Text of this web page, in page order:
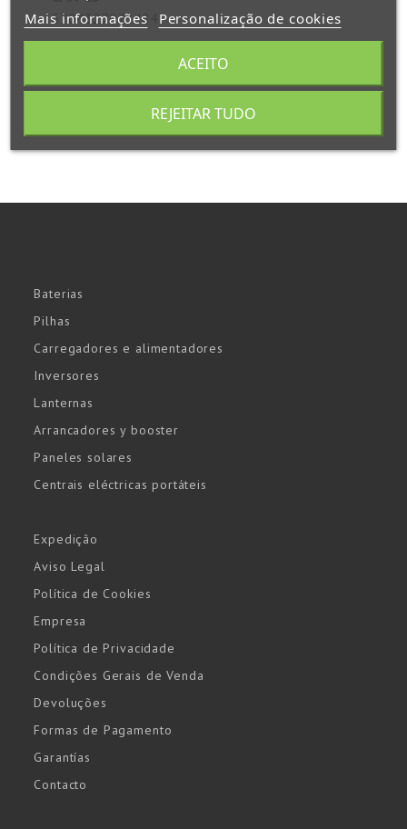
5704327925484
Baterias
Pilhas
Carregadores e alimentadores
Inversores
Lanternas
Arrancadores y booster
Paneles solares
Centrais eléctricas portáteis
Expedição
Aviso Legal
Política de Cookies
Empresa
Política de Privacidade
Condições Gerais de Venda
Devoluções
Formas de Pagamento
Garantías
Contacto
Mais informações Personalização de cookies
REJEITAR TUDO
ACEITO